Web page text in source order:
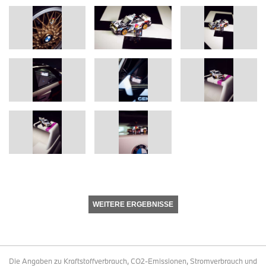
WEITERE ERGEBNISSE
Die Angaben zu Kraftstoffverbrauch, CO2-Emissionen, Stromverbrauch und